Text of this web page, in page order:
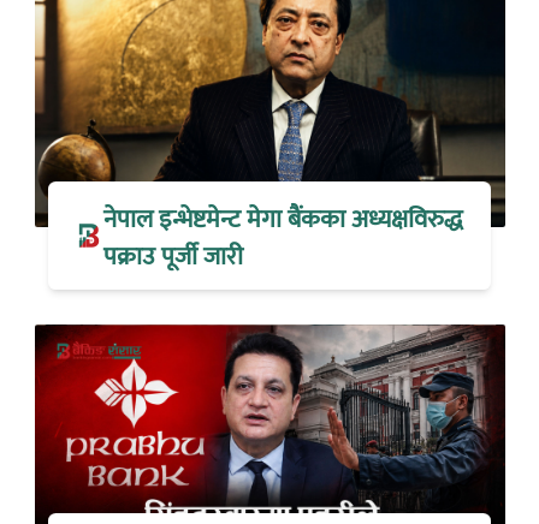
नेपाल इन्भेष्टमेन्ट मेगा बैंकका अध्यक्षविरुद्ध
पक्राउ पूर्जी जारी